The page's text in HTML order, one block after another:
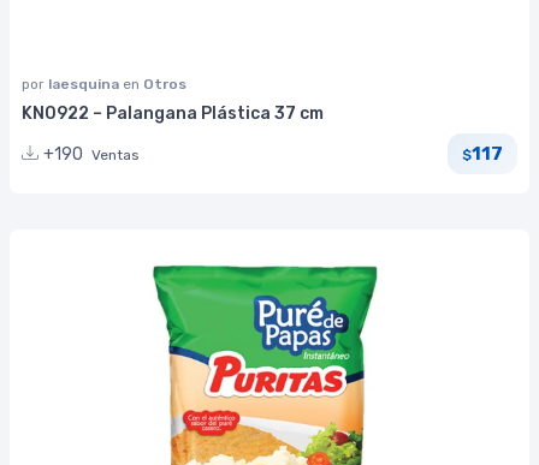
por laesquina en Otros
KN0922 – Palangana Plástica 37 cm
+190 Ventas $117